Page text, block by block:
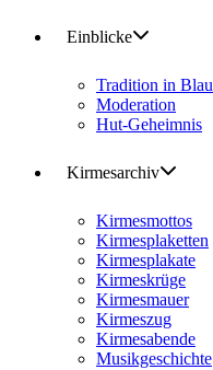
Einblicke
Tradition in Blau
Moderation
Hut-Geheimnis
Kirmesarchiv
Kirmesmottos
Kirmesplaketten
Kirmesplakate
Kirmeskrüge
Kirmesmauer
Kirmeszug
Kirmesabende
Musikgeschichte